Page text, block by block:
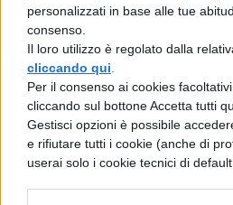
personalizzati in base alle tue
consenso.
Il loro utilizzo è regolato dalla
cliccando qui
Per il consenso ai cookies
cliccando sul bottone Accetta tutti
Gestisci opzioni è possibile
e rifiutare tutti i cookie (anche di
userai solo i cookie tecnici di default.
fondamentale. L’intero
chiesto di compiere sino
paragonabile a un lungo
corridoio arricchito da
qualche deviazione non
significativa. In sostanza,
bisogno di un oggetto,